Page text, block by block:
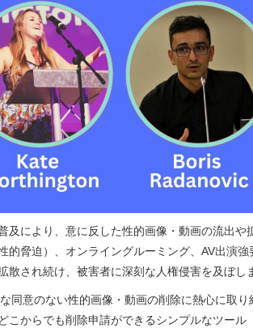
及により、意に反した性的画像・動画の流出や
的脅迫）、オンライングルーミング、AV出演
され続け、被害者に深刻な人権侵害を及ぼし
同意のない性的画像・動画の削除に熱心に取
こからでも削除申請ができるシンプルなツール